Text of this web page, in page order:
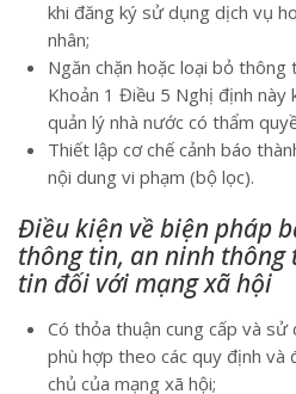
khi đăng ký sử dụng dịch vụ
nhân;
Ngăn chặn hoặc loại bỏ
Khoản 1 Điều 5 Nghị định này
quản lý nhà nước có thẩm
Thiết lập cơ chế cảnh báo
nội dung vi phạm (bộ lọc).
Điều kiện về biện pháp
thông tin, an ninh thông
tin đối với mạng xã hội
Có thỏa thuận cung cấp và
phù hợp theo các quy định
chủ của mạng xã hội;